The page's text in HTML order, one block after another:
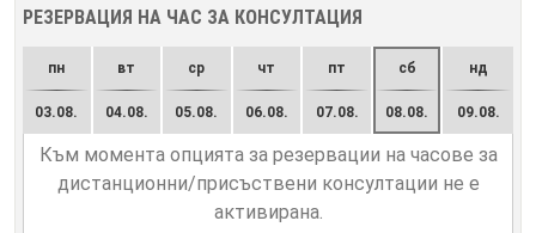
РЕЗЕРВАЦИЯ НА ЧАС ЗА КОНСУЛТАЦИЯ
пн
03.08.
вт
04.08.
ср
05.08.
чт
06.08.
пт
07.08.
сб
08.08.
нд
09.08.
Към момента опцията за резервации на часове за
дистанционни/присъствени консултации не е
активирана.